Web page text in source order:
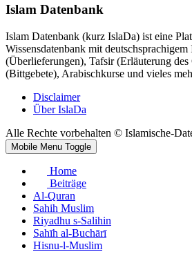
Islam Datenbank
Islam Datenbank (kurz IslaDa) ist eine
Wissensdatenbank mit
(Überlieferungen), Tafsir (Erläuterung des
(Bittgebete), Arabischkurse und vieles
Disclaimer
Über IslaDa
Alle Rechte vorbehalten © Islamische-
Mobile Menu Toggle
Home
Beiträge
Al-Quran
Sahih Muslim
Riyadhu s-Salihin
Sahīh al-Buchārī
Hisnu-l-Muslim